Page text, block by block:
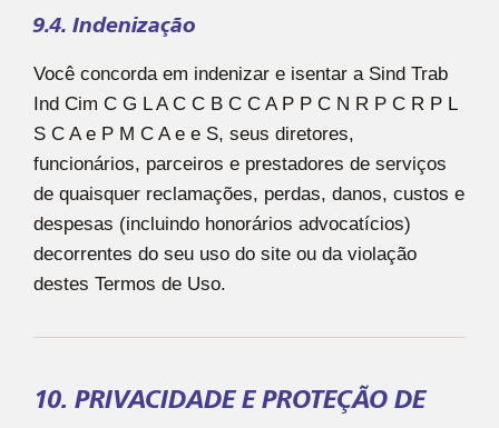
9.4. Indenização
Você concorda em indenizar e isentar a Sind Trab
Ind Cim C G L A C C B C C A P P C N R P C R P L
S C A e P M C A e e S, seus diretores,
funcionários, parceiros e prestadores de serviços
de quaisquer reclamações, perdas, danos, custos e
despesas (incluindo honorários advocatícios)
decorrentes do seu uso do site ou da violação
destes Termos de Uso.
10. PRIVACIDADE E PROTEÇÃO DE